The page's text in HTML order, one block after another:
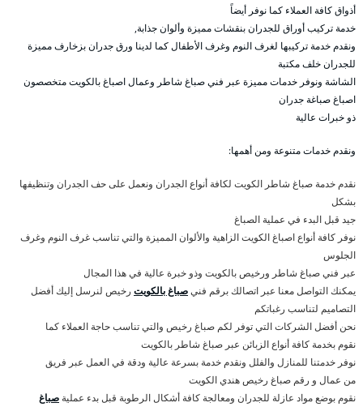
أذواق كافة العملاء كما نوفر أيضاً
خدمة تركيب أوراق للجدران بنقشات مميزة وألوان جذابة,
ونقدم خدمة تركيبها لغرف النوم وغرف الأطفال كما لدينا ورق جدران بزخارف مميزة
للجدران خلف مكتبة
الشاشة ونوفر خدمات مميزة عبر فني صباغ شاطر وعمال اصباغ بالكويت متخصصون
اصباغ صباغة جدران
ذو خبرات عالية
ونقدم خدمات متنوعة ومن أهمها:
نقدم خدمة صباغ شاطر الكويت لكافة أنواع الجدران ونعمل على حف الجدران وتنظيفها
بشكل
جيد قبل البدء في عملية الصباغ
نوفر كافة أنواع اصباغ الكويت الزاهية والألوان المميزة والتي تناسب غرف النوم وغرف
الجلوس
عبر فني صباغ شاطر ورخيص بالكويت وذو خبرة عالية في هذا المجال
يمكنك التواصل معنا عبر اتصالك برقم فنيصباغ بالكويت رخيص لنرسل إليك أفضل
التصاميم لتناسب رغباتكم
نحن أفضل الشركات التي توفر لكم صباغ رخيص والتي تناسب حاجة العملاء كما
نقوم بخدمة كافة أنواع الزبائن عبر صباغ شاطر بالكويت
نوفر خدمتنا للمنازل والفلل ونقدم خدمة بسرعة عالية ودقة في العمل عبر فريق
من عمال و رقم صباغ رخيص هندي الكويت
نقوم بوضع مواد عازلة للجدران ومعالجة كافة أشكال الرطوبة قبل بدء عملية صباغ